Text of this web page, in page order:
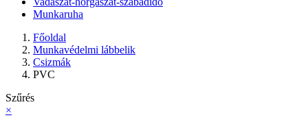
Munkaruha
Főoldal
Munkavédelmi lábbelik
Csizmák
PVC
Szűrés
×